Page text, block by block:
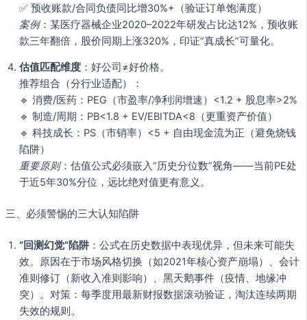
✅ 预收账款/合同负债同比增30%+（验证订单饱满度）
案例：某医疗器械企业2020–2022年研发占比达12%，预收账
款三年翻倍，股价同期上涨320%，印证“真成长”可量化。
估值匹配维度 ：好公司≠好价格。
推荐组合（分行业适配）：
🔹 消费/医药：PEG（市盈率/净利润增速）<1.2 + 股息率>2%
🔹 制造/周期：PB<1.8 + EV/EBITDA<8（更重资产价值）
🔹 科技成长：PS（市销率）<5 + 自由现金流为正（避免烧钱
陷阱）
重要原则：估值公式必须嵌入“历史分位数”视角——当前PE处
于近5年30%分位，远比绝对值更有意义。
三、必须警惕的三大认知陷阱
“回测幻觉”陷阱 ：公式在历史数据中表现优异，但未来可能失
效。原因在于市场风格切换（如2021年核心资产崩塌）、会计
准则修订（新收入准则影响）、黑天鹅事件（疫情、地缘冲
突）。对策：每季度用最新财报数据滚动验证，淘汰连续两期
失效的规则。